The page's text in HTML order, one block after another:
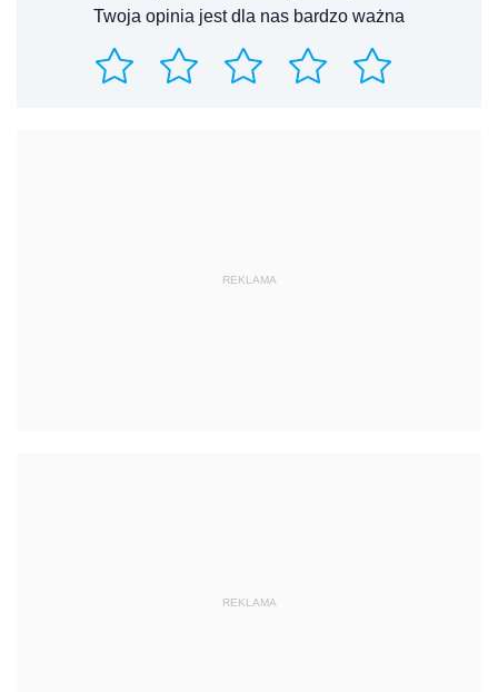
Twoja opinia jest dla nas bardzo ważna
REKLAMA
REKLAMA